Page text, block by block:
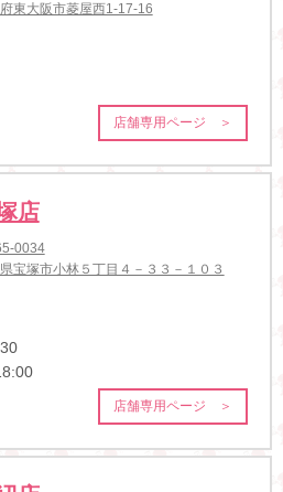
東大阪市菱屋西1-17-16
店舗専用ページ ＞
店
0034
宝塚市小林５丁目４－３３－１０３
店舗専用ページ ＞